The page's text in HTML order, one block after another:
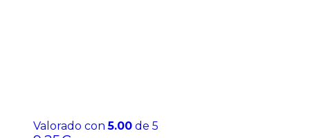
Valorado con5.00 de 5